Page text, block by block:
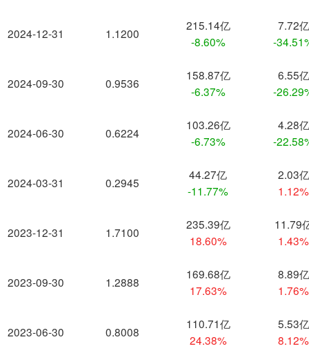
2024-12-31
2024-09-30
2024-06-30
2024-03-31
2023-12-31
2023-09-30
2023-06-30
1.1200
215.14亿
-8.60%
7.72亿
-
0.9536
158.87亿
-6.37%
6.55亿
-
0.6224
103.26亿
-6.73%
4.28亿
-
0.2945
44.27亿
-11.77%
2.03亿
1.12%
1.7100
235.39亿
18.60%
11.79
1.43%
1.2888
169.68亿
17.63%
8.89亿
1.76%
0.8008
110.71亿
24.38%
5.53亿
8.12%